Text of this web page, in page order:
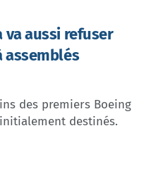
va aussi refuser
assemblés
des premiers Boeing
destinés.